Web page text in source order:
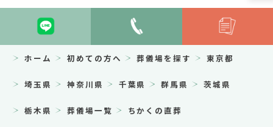
ホーム 初めての方へ 葬儀場を探す 東京都
埼玉県 神奈川県 千葉県 群馬県 茨城県
栃木県 葬儀場一覧 ちかくの直葬